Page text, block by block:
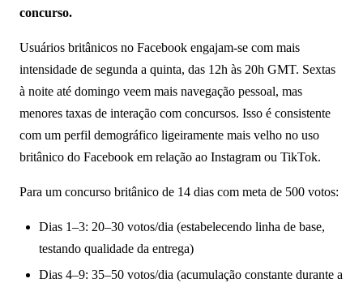
concurso.
Usuários britânicos no Facebook engajam-se com mais
intensidade de segunda a quinta, das 12h às 20h GMT. Sextas
à noite até domingo veem mais navegação pessoal, mas
menores taxas de interação com concursos. Isso é consistente
com um perfil demográfico ligeiramente mais velho no uso
britânico do Facebook em relação ao Instagram ou TikTok.
Para um concurso britânico de 14 dias com meta de 500 votos:
Dias 1–3: 20–30 votos/dia (estabelecendo linha de base,
testando qualidade da entrega)
Dias 4–9: 35–50 votos/dia (acumulação constante durante a